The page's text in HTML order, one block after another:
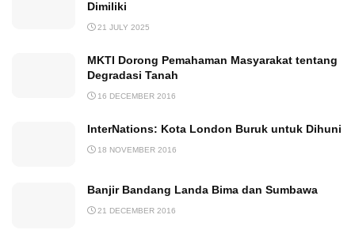
Dimiliki
21 JULY 2025
MKTI Dorong Pemahaman Masyarakat tentang
Degradasi Tanah
16 DECEMBER 2016
InterNations: Kota London Buruk untuk Dihuni
18 NOVEMBER 2016
Banjir Bandang Landa Bima dan Sumbawa
21 DECEMBER 2016